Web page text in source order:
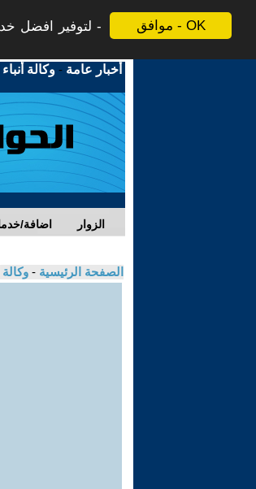
موافق - OK
لتوفير افضل
أخبار عامة -وكالة
اضافة/ الزوار
الصفحة الرئيسية - وكالة